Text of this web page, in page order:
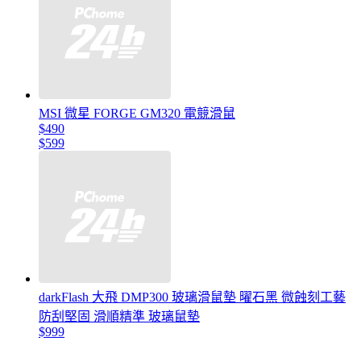
MSI 微星 FORGE GM320 電競滑鼠
$490
$599
darkFlash 大飛 DMP300 玻璃滑鼠墊 曜石黑 微蝕刻工藝
防刮堅固 滑順精準 玻璃鼠墊
$999